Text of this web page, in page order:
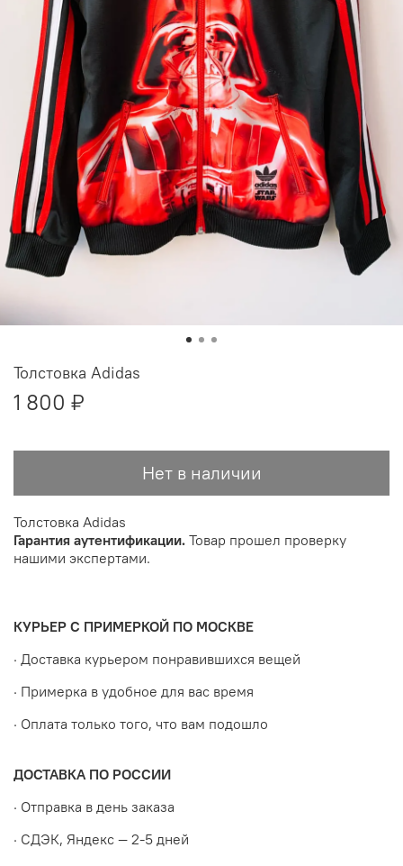
Толстовка Adidas
1 800 ₽
Нет в наличии
Толстовка Adidas
Гарантия аутентификации. Товар прошел проверку
нашими экспертами.
КУРЬЕР С ПРИМЕРКОЙ ПО МОСКВЕ
· Доставка курьером понравившихся вещей
· Примерка в удобное для вас время
· Оплата только того, что вам подошло
ДОСТАВКА ПО РОССИИ
· Отправка в день заказа
· СДЭК, Яндекс — 2-5 дней